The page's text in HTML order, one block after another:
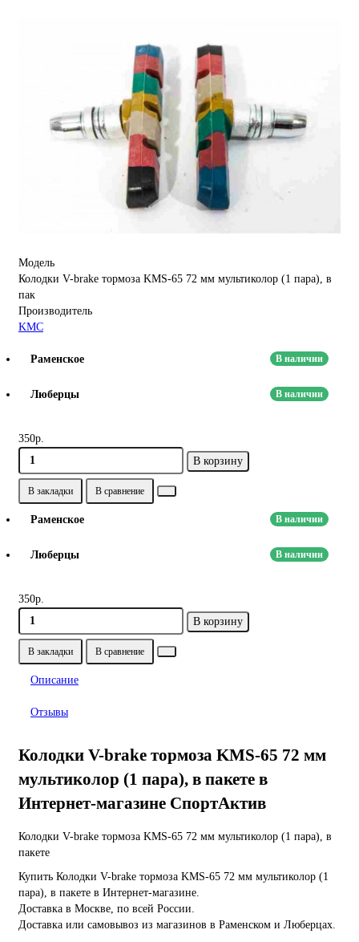
Модель
Колодки V-brake тормоза KMS-65 72 мм мультиколор (1 пара), в
пак
Производитель
KMC
Раменское В наличии
Люберцы В наличии
350р.
В корзину
В закладки В сравнение
Раменское В наличии
Люберцы В наличии
350р.
В корзину
В закладки В сравнение
Описание
Отзывы
Колодки V-brake тормоза KMS-65 72 мм
мультиколор (1 пара), в пакете в
Интернет-магазине СпортАктив
Колодки V-brake тормоза KMS-65 72 мм мультиколор (1 пара), в
пакете
Купить Колодки V-brake тормоза KMS-65 72 мм мультиколор (1
пара), в пакете в Интернет-магазине.
Доставка в Москве, по всей России.
Доставка или самовывоз из магазинов в Раменском и Люберцах.